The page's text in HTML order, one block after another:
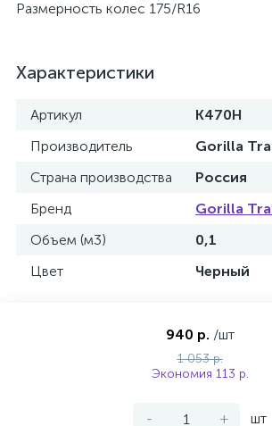
Размерность колес 175/R16
Характеристики
Артикул
К470Н
Производитель
Gorilla
Страна производства
Россия
Бренд
Gorilla
Объем (м3)
0,1
Цвет
Черный
940 р. /шт
1 053 р.
Экономия 113 р.
- + шт